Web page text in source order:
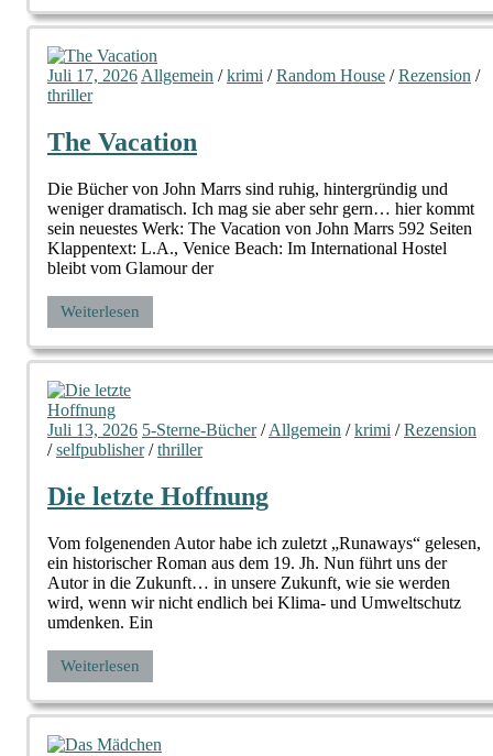
Juli 17, 2026 Allgemein /krimi /Random House /Rezension /
thriller
The Vacation
Die Bücher von John Marrs sind ruhig, hintergründig und
weniger dramatisch. Ich mag sie aber sehr gern… hier kommt
sein neuestes Werk: The Vacation von John Marrs 592 Seiten
Klappentext: L.A., Venice Beach: Im International Hostel
bleibt vom Glamour der
Weiterlesen
Juli 13, 2026 5-Sterne-Bücher/Allgemein /krimi /Rezension
/selfpublisher/thriller
Die letzte Hoffnung
Vom folgenenden Autor habe ich zuletzt „Runaways“ gelesen,
ein historischer Roman aus dem 19. Jh. Nun führt uns der
Autor in die Zukunft… in unsere Zukunft, wie sie werden
wird, wenn wir nicht endlich bei Klima- und Umweltschutz
umdenken. Ein
Weiterlesen